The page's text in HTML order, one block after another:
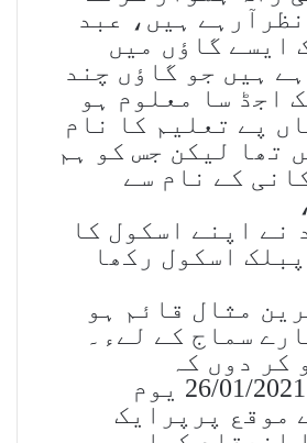
ہیں، عبد
ایسے گاؤں میں
ہیں جو گاؤں چند
اجڈ سا معلوم ہو
پے تعلیم کا نام
تھا لیکن جس کو ہم
کے نام سے
نے اپنے اسکول کا
اسکول رکھا
مثال قائم ہو
سماج کے لےء۔
کر دوں کہ
آج بتاریخ 26/01/2021 یوم
موقع پرپرایک